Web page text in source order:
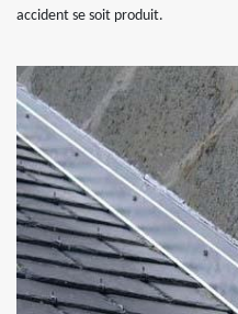
accident se soit produit.